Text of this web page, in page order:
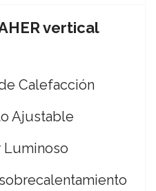
vertical
Calefacción
Ajustable
Luminoso